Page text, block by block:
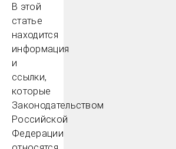
В этой
статье
находится
информация
и
ссылки,
которые
Законодательством
Российской
Федерации